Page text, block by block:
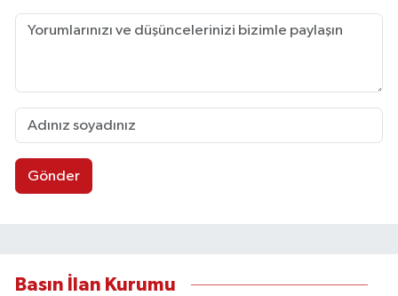
Gönder
Basın İlan Kurumu